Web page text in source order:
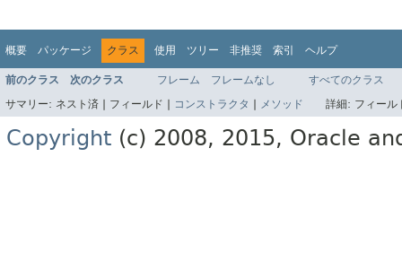
概要 パッケージ クラス 使用 ツリー 非推奨 索引 ヘルプ
前のクラス 次のクラス フレーム フレームなし
すべてのクラス
サマリー: ネスト済 | フィールド | コンストラクタ メソッド 詳細: フィー
Copyright (c) 2008, 2015, Oracle